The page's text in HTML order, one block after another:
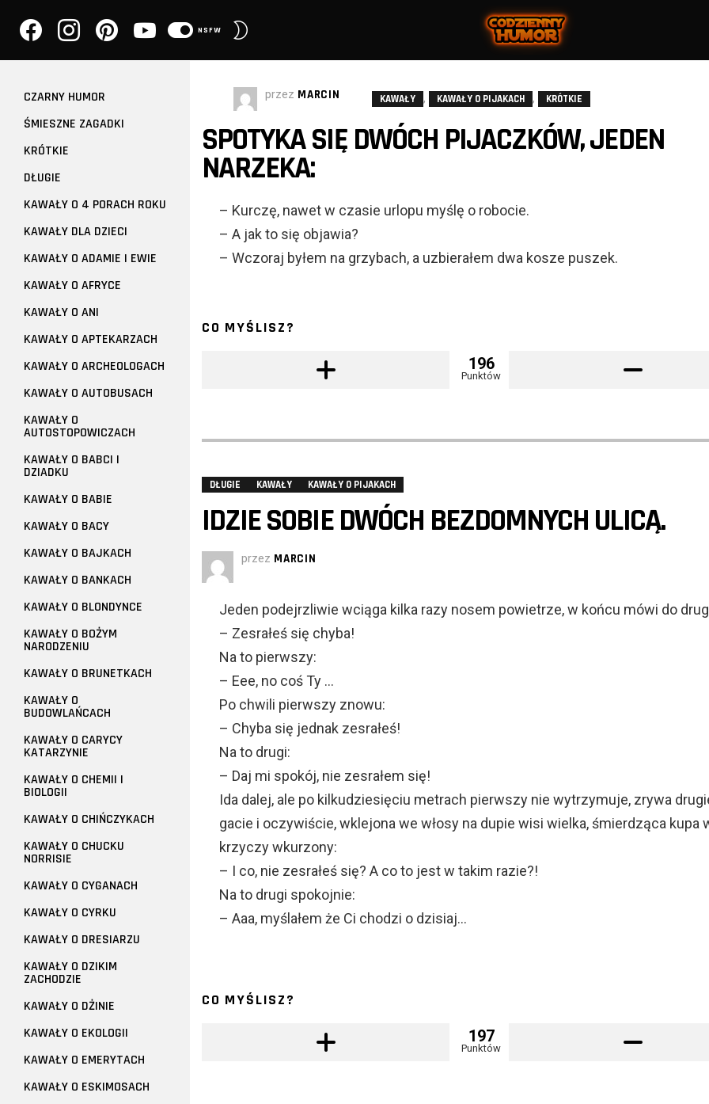
NSFW
przez MARCIN KAWAŁY , KAWAŁY O PIJAKACH , KRÓTKIE
SPOTYKA SIĘ DWÓCH PIJACZKÓW, JEDEN
NARZEKA:
– Kurczę, nawet w czasie urlopu myślę o robocie.
– A jak to się objawia?
– Wczoraj byłem na grzybach, a uzbierałem dwa kosze puszek.
CO MYŚLISZ?
196
Punktów
DŁUGIE KAWAŁY KAWAŁY O PIJAKACH
IDZIE SOBIE DWÓCH BEZDOMNYCH ULICĄ.
przez MARCIN
Jeden podejrzliwie wciąga kilka razy nosem powietrze, w końcu mówi do
– Zesrałeś się chyba!
Na to pierwszy:
– Eee, no coś Ty …
Po chwili pierwszy znowu:
– Chyba się jednak zesrałeś!
Na to drugi:
– Daj mi spokój, nie zesrałem się!
Ida dalej, ale po kilkudziesięciu metrach pierwszy nie wytrzymuje, zrywa
gacie i oczywiście, wklejona we włosy na dupie wisi wielka, śmierdząca kupa
krzyczy wkurzony:
– I co, nie zesrałeś się? A co to jest w takim razie?!
Na to drugi spokojnie:
– Aaa, myślałem że Ci chodzi o dzisiaj…
CO MYŚLISZ?
197
Punktów
CZARNY HUMOR
ŚMIESZNE ZAGADKI
KRÓTKIE
DŁUGIE
KAWAŁY O 4 PORACH ROKU
KAWAŁY DLA DZIECI
KAWAŁY O ADAMIE I EWIE
KAWAŁY O AFRYCE
KAWAŁY O ANI
KAWAŁY O APTEKARZACH
KAWAŁY O ARCHEOLOGACH
KAWAŁY O AUTOBUSACH
KAWAŁY O
AUTOSTOPOWICZACH
KAWAŁY O BABCI I
DZIADKU
KAWAŁY O BABIE
KAWAŁY O BACY
KAWAŁY O BAJKACH
KAWAŁY O BANKACH
KAWAŁY O BLONDYNCE
KAWAŁY O BOŻYM
NARODZENIU
KAWAŁY O BRUNETKACH
KAWAŁY O
BUDOWLAŃCACH
KAWAŁY O CARYCY
KATARZYNIE
KAWAŁY O CHEMII I
BIOLOGII
KAWAŁY O CHIŃCZYKACH
KAWAŁY O CHUCKU
NORRISIE
KAWAŁY O CYGANACH
KAWAŁY O CYRKU
KAWAŁY O DRESIARZU
KAWAŁY O DZIKIM
ZACHODZIE
KAWAŁY O DŻINIE
KAWAŁY O EKOLOGII
KAWAŁY O EMERYTACH
KAWAŁY O ESKIMOSACH